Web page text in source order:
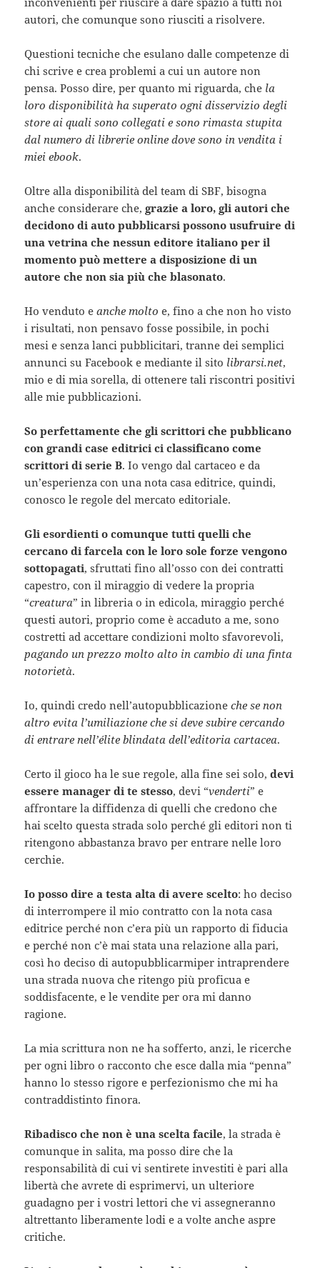
autori, che comunque sono riusciti a risolvere.
Questioni tecniche che esulano dalle competenze di
chi scrive e crea problemi a cui un autore non
pensa. Posso dire, per quanto mi riguarda, che la
loro disponibilità ha superato ogni disservizio degli
store ai quali sono collegati e sono rimasta stupita
dal numero di librerie online dove sono in vendita i
miei ebook.
Oltre alla disponibilità del team di SBF, bisogna
anche considerare che,grazie a loro, gli autori che
decidono di auto pubblicarsi possono usufruire di
una vetrina che nessun editore italiano per il
momento può mettere a disposizione di un
autore che non sia più che blasonato.
Ho venduto eanche molto e, fino a che non ho visto
i risultati, non pensavo fosse possibile, in pochi
mesi e senza lanci pubblicitari, tranne dei semplici
annunci su Facebook e mediante il sito librarsi.net,
mio e di mia sorella, di ottenere tali riscontri positivi
alle mie pubblicazioni.
So perfettamente che gli scrittori che pubblicano
con grandi case editrici ci classificano come
scrittori di serie B. Io vengo dal cartaceo e da
un’esperienza con una nota casa editrice, quindi,
conosco le regole del mercato editoriale.
Gli esordienti o comunque tutti quelli che
cercano di farcela con le loro sole forze vengono
sottopagati, sfruttati fino all’osso con dei contratti
capestro, con il miraggio di vedere la propria
“creatura” in libreria o in edicola, miraggio perché
questi autori, proprio come è accaduto a me, sono
costretti ad accettare condizioni molto sfavorevoli,
pagando un prezzo molto alto in cambio di una finta
notorietà.
Io, quindi credo nell’autopubblicazioneche se non
altro evita l’umiliazione che si deve subire cercando
di entrare nell’élite blindata dell’editoria cartacea.
Certo il gioco ha le sue regole, alla fine sei solo,devi
essere manager di te stesso, devi “venderti” e
affrontare la diffidenza di quelli che credono che
hai scelto questa strada solo perché gli editori non ti
ritengono abbastanza bravo per entrare nelle loro
cerchie.
Io posso dire a testa alta di avere scelto: ho deciso
di interrompere il mio contratto con la nota casa
editrice perché non c’era più un rapporto di fiducia
e perché non c’è mai stata una relazione alla pari,
così ho deciso di autopubblicarmiper intraprendere
una strada nuova che ritengo più proficua e
soddisfacente, e le vendite per ora mi danno
ragione.
La mia scrittura non ne ha sofferto, anzi, le ricerche
per ogni libro o racconto che esce dalla mia “penna”
hanno lo stesso rigore e perfezionismo che mi ha
contraddistinto finora.
Ribadisco che non è una scelta facile, la strada è
comunque in salita, ma posso dire che la
responsabilità di cui vi sentirete investiti è pari alla
libertà che avrete di esprimervi, un ulteriore
guadagno per i vostri lettori che vi assegneranno
altrettanto liberamente lodi e a volte anche aspre
critiche.